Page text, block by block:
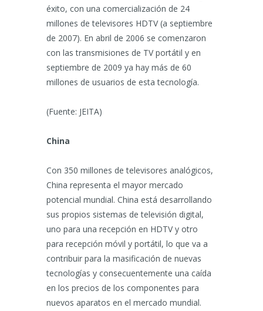
éxito, con una comercialización de 24
millones de televisores HDTV (a septiembre
de 2007). En abril de 2006 se comenzaron
con las transmisiones de TV portátil y en
septiembre de 2009 ya hay más de 60
millones de usuarios de esta tecnología.
(Fuente: JEITA)
China
Con 350 millones de televisores analógicos,
China representa el mayor mercado
potencial mundial. China está desarrollando
sus propios sistemas de televisión digital,
uno para una recepción en HDTV y otro
para recepción móvil y portátil, lo que va a
contribuir para la masificación de nuevas
tecnologías y consecuentemente una caída
en los precios de los componentes para
nuevos aparatos en el mercado mundial.